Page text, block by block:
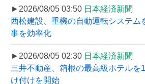
►2026/08/05 03:50 日本経済新聞
西松建設、重機の自動運転システム
事を効率化
►2026/08/05 02:30 日本経済新聞
三井不動産、箱根の最高級ホテルを
け付けを開始